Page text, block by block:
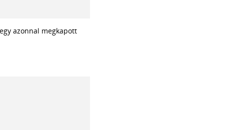
azonnal megkapott